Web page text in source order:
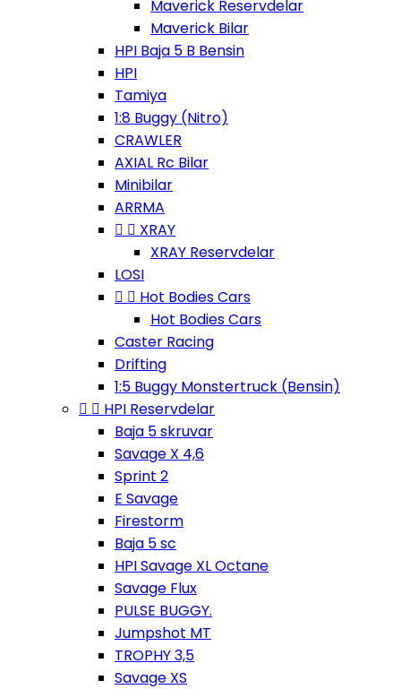
Maverick Reservdelar
Maverick Bilar
HPI Baja 5 B Bensin
HPI
Tamiya
1:8 Buggy (Nitro)
CRAWLER
AXIAL Rc Bilar
Minibilar
ARRMA
  XRAY
XRAY Reservdelar
LOSI
  Hot Bodies Cars
Hot Bodies Cars
Caster Racing
Drifting
1:5 Buggy Monstertruck (Bensin)
  HPI Reservdelar
Baja 5 skruvar
Savage X 4,6
Sprint 2
E Savage
Firestorm
Baja 5 sc
HPI Savage XL Octane
Savage Flux
PULSE BUGGY.
Jumpshot MT
TROPHY 3,5
Savage XS